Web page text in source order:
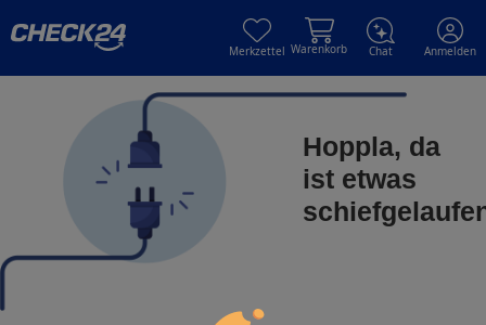
Merkzettel Warenkorb Chat Anmelden
Hoppla, da
ist etwas